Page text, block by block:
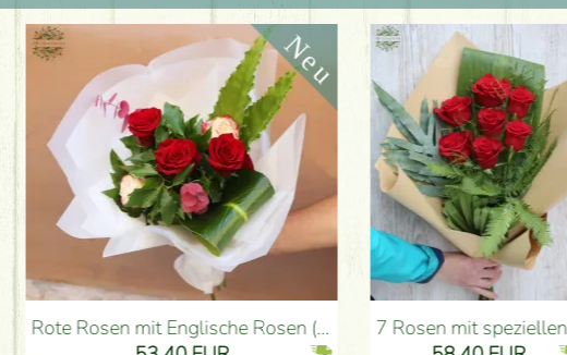
Rote Rosen mit Englische Rosen (5 stiele) - Blumenlieferung Budapest
7 Rosen mit speziellen Grünen, Kraftpapier - Blumenlieferung Budapest